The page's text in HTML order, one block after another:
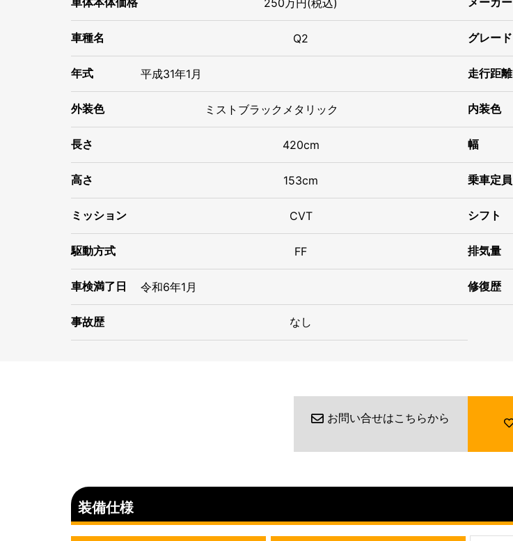
250万円(税込)
車種名 Q2 グレード
年式 平成31年1月 走行距離
外装色 ミストブラックメタリック 内装色
長さ 420cm 幅
高さ 153cm 乗車定員
ミッション CVT シフト
駆動方式 FF 排気量
車検満了日 令和6年1月 修復歴
事故歴 なし
お問い合せはこちらから
装備仕様